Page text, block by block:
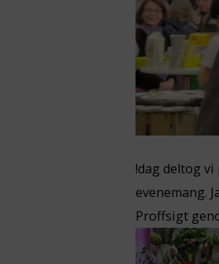
!dag deltog vi
evenemang.
Proffsigt